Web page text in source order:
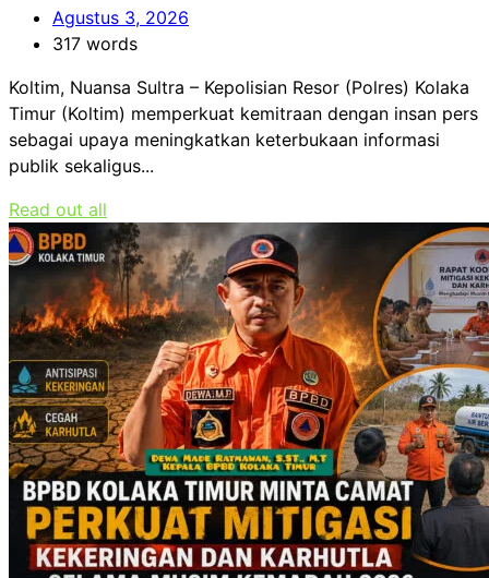
Agustus 3, 2026
317 words
Koltim, Nuansa Sultra – Kepolisian Resor (Polres) Kolaka
Timur (Koltim) memperkuat kemitraan dengan insan pers
sebagai upaya meningkatkan keterbukaan informasi
publik sekaligus...
Read out all